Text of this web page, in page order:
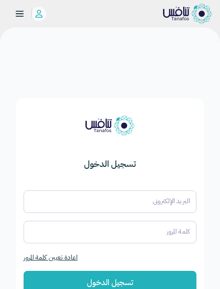
تسجيل الدخول
البريد الإلكتروني
كلمة المرور
اعادة تعيين كلمة المرور
تسجيل الدخول